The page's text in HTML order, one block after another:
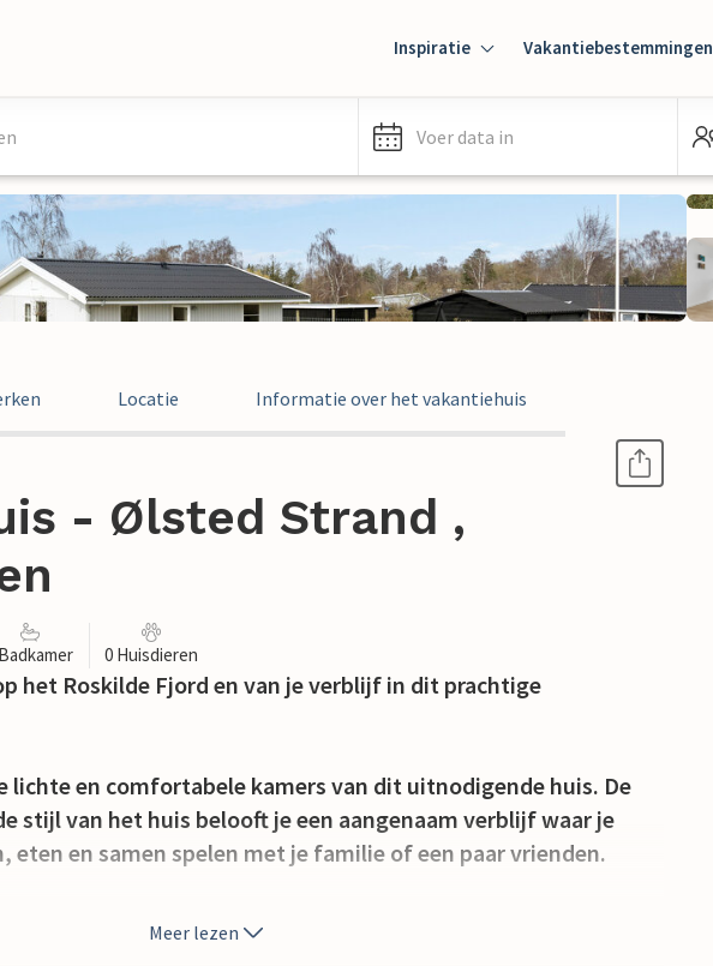
Inspiratie Vakantiebestemmingen
Voer data in
Locatie Informatie over het vakantiehuis
- Ølsted Strand ,
0 Huisdieren
het Roskilde Fjord en van je verblijf in dit prachtige
lichte en comfortabele kamers van dit uitnodigende huis. De
stijl van het huis belooft je een aangenaam verblijf waar je
eten en samen spelen met je familie of een paar vrienden.
op het terras, kunnen je kinderen voetballen of tikkertje
Meer lezen